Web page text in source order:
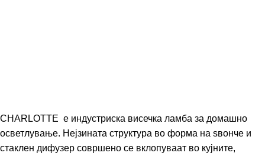
CHARLOTTE е индустриска висечка ламба за домашно
осветлување. Нејзината структура во форма на ѕвонче и
стаклен дифузер совршено се вклопуваат во кујните,